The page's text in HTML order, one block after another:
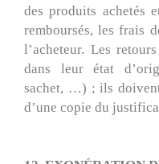
des produits achetés
remboursés, les frais
l’acheteur. Les
dans leur état
sachet, …) ; ils
d’une copie du